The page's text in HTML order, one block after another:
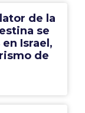
de la
se
Israel,
de